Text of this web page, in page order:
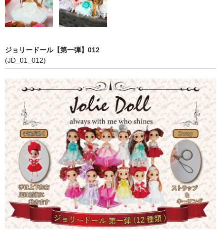
BLUE
YELLOW
GREEN
ORANGE
SALMON PINK
ABOUT
CONTACT
ジョリードール【第一弾】012
(JD_01_012)